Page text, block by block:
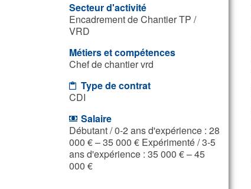
Secteur d'activité
Encadrement de Chantier TP /
VRD
Métiers et compétences
Chef de chantier vrd
Type de contrat
CDI
Salaire
Débutant / 0-2 ans d'expérience : 28
000 € – 35 000 € Expérimenté / 3-5
ans d'expérience : 35 000 € – 45
000 €